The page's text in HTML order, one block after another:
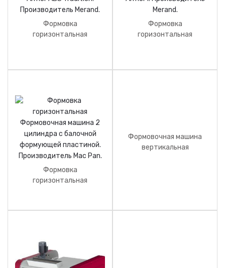
Формовка
горизонтальная
Формовка
горизонтальная
Формовка
горизонтальная
формующей пластиной.
Формовочная машина
вертикальная